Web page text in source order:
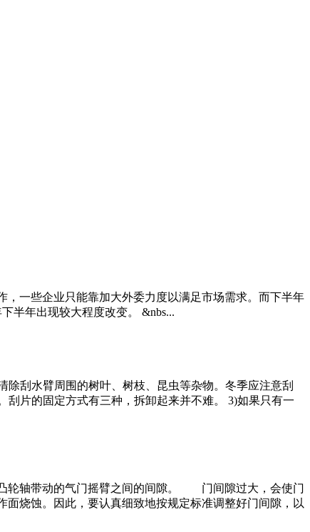
一些企业只能靠加大外委力度以满足市场需求。而下半年
半年出现较大程度改变。 &nbs...
刮水臂周围的树叶、树枝、昆虫等杂物。冬季应注意刮
片的固定方式有三种，拆卸起来并不难。 3)如果只有一
轮轴带动的气门摇臂之间的间隙。 门间隙过大，会使门
烧蚀。因此，要认真细致地按规定标准调整好门间隙，以